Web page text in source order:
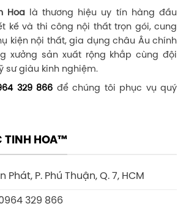
Hoalà thương hiệu uy tín hàng đầu
kế và thi công nội thất trọn gói, cung
kiện nội thất, gia dụng châu Âu chính
xưởng sản xuất rộng khắp cùng đội
sư giàu kinh nghiệm.
329 866 để chúng tôi phục vụ quý
TINH HOA™
Phát, P. Phú Thuận, Q. 7, HCM
329 866